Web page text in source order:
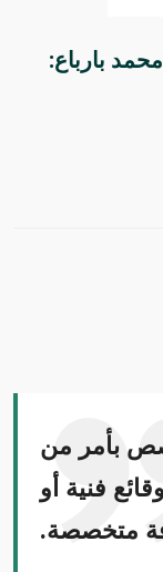
بارباع:
بأمر من
فنية أو
متخصصة.